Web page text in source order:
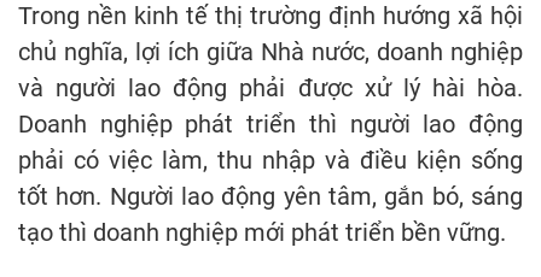
Trong nền kinh tế thị trường định hướng xã hội
chủ nghĩa, lợi ích giữa Nhà nước, doanh nghiệp
và người lao động phải được xử lý hài hòa.
Doanh nghiệp phát triển thì người lao động
phải có việc làm, thu nhập và điều kiện sống
tốt hơn. Người lao động yên tâm, gắn bó, sáng
tạo thì doanh nghiệp mới phát triển bền vững.